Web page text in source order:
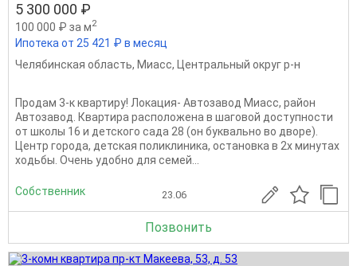
5 300 000 ₽
100 000 ₽ за м2
Ипотека от 25 421 ₽ в месяц
Челябинская область, Миасс, Центральный округ р-н
Продам 3-к квартиру! Локация- Автозавод Миасс, район
Автозавод. Квартира расположена в шаговой доступности
от школы 16 и детского сада 28 (он буквально во дворе).
Центр города, детская поликлиника, остановка в 2х минутах
ходьбы. Очень удобно для семей...
Собственник 23.06
Позвонить